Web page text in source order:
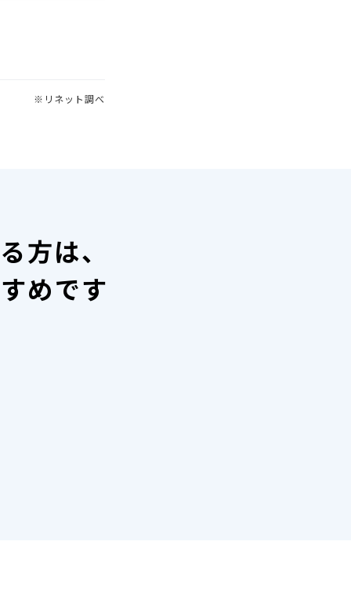
※リネット調べ
方は、
めです